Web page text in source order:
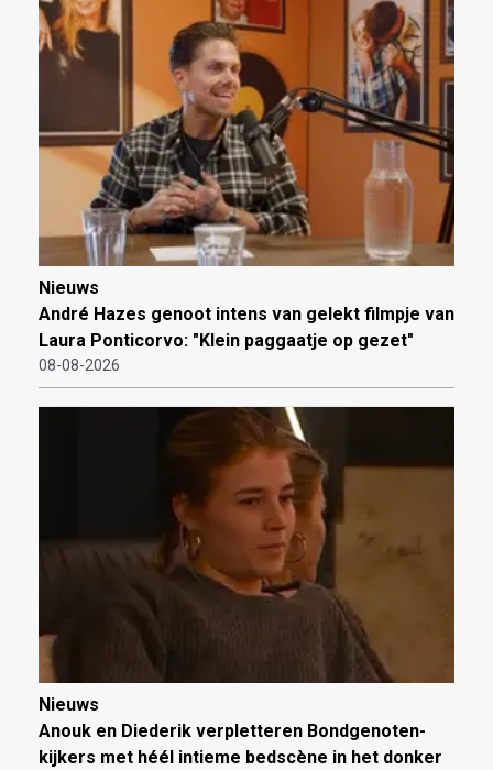
Nieuws
André Hazes genoot intens van gelekt filmpje van
Laura Ponticorvo: "Klein paggaatje op gezet"
08-08-2026
Nieuws
Anouk en Diederik verpletteren Bondgenoten-
kijkers met héél intieme bedscène in het donker